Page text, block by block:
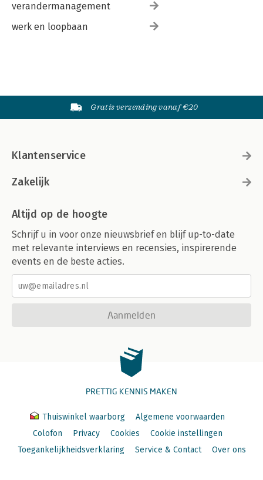
verandermanagement
werk en loopbaan
Gratis verzending vanaf €20
Klantenservice
Zakelijk
Altijd op de hoogte
Schrijf u in voor onze nieuwsbrief en blijf up-to-date
met relevante interviews en recensies, inspirerende
events en de beste acties.
Aanmelden
PRETTIG KENNIS MAKEN
Thuiswinkel waarborg
Algemene voorwaarden
Colofon
Privacy Cookies
Cookie instellingen
Toegankelijkheidsverklaring
Service & Contact Over ons